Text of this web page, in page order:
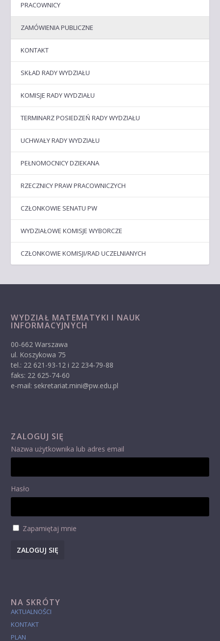
PRACOWNICY
ZAMÓWIENIA PUBLICZNE
KONTAKT
SKŁAD RADY WYDZIAŁU
KOMISJE RADY WYDZIAŁU
TERMINARZ POSIEDZEŃ RADY WYDZIAŁU
UCHWAŁY RADY WYDZIAŁU
PEŁNOMOCNICY DZIEKANA
RZECZNICY PRAW PRACOWNICZYCH
CZŁONKOWIE SENATU PW
WYDZIAŁOWE KOMISJE WYBORCZE
CZŁONKOWIE KOMISJI/RAD UCZELNIANYCH
WYDZIAŁ MATEMATYKI I NAUK
INFORMACYJNYCH
00-662 Warszawa
ul. Koszykowa 75
tel.: 22 621-93-12 i 22 234-79-88
faks: 22 625-74-60
e-mail: sekretariat.mini@pw.edu.pl
ZALOGUJ SIĘ
Nazwa użytkownika lub adres email
Hasło
Zapamiętaj mnie
ZALOGUJ SIĘ
NA SKRÓTY
AKTUALNOŚCI
KONTAKT
PLAN